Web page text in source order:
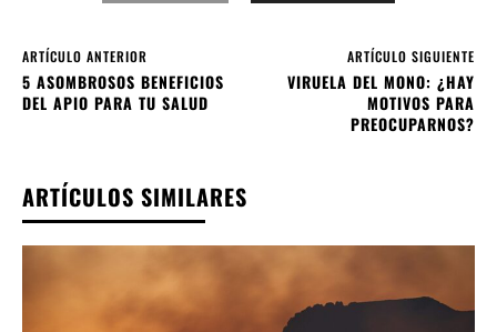
ARTÍCULO ANTERIOR
5 ASOMBROSOS BENEFICIOS
DEL APIO PARA TU SALUD
ARTÍCULO SIGUIENTE
VIRUELA DEL MONO: ¿HAY
MOTIVOS PARA
PREOCUPARNOS?
ARTÍCULOS SIMILARES